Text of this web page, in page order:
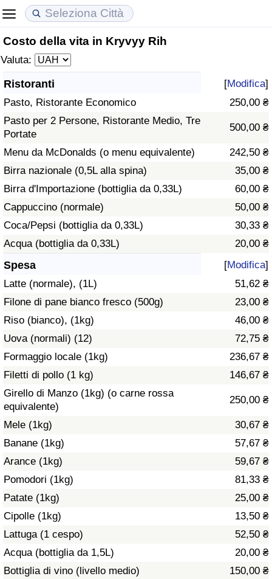
Costo della vita in Kryvyy Rih
Valuta:
Ristoranti [Modifica]
Pasto, Ristorante Economico
250,00 ₴
Pasto per 2 Persone, Ristorante Medio, Tre
Portate
500,00 ₴
Menu da McDonalds (o menu equivalente)
242,50 ₴
Birra nazionale (0,5L alla spina)
35,00 ₴
Birra d'Importazione (bottiglia da 0,33L)
60,00 ₴
Cappuccino (normale)
50,00 ₴
Coca/Pepsi (bottiglia da 0,33L)
30,33 ₴
Acqua (bottiglia da 0,33L)
20,00 ₴
Spesa [Modifica]
Latte (normale), (1L)
51,62 ₴
Filone di pane bianco fresco (500g)
23,00 ₴
Riso (bianco), (1kg)
46,00 ₴
Uova (normali) (12)
72,75 ₴
Formaggio locale (1kg)
236,67 ₴
Filetti di pollo (1 kg)
146,67 ₴
Girello di Manzo (1kg) (o carne rossa
equivalente)
250,00 ₴
Mele (1kg)
30,67 ₴
Banane (1kg)
57,67 ₴
Arance (1kg)
59,67 ₴
Pomodori (1kg)
81,33 ₴
Patate (1kg)
25,00 ₴
Cipolle (1kg)
13,50 ₴
Lattuga (1 cespo)
52,50 ₴
Acqua (bottiglia da 1,5L)
20,00 ₴
Bottiglia di vino (livello medio)
150,00 ₴
Costo della vita
Indice Del Costo Della Vita (corrente)
Indice Del Costo Della Vita
Indice del Costo della Vita per Nazione
ad Aqaba
Prezzi degli immobili
Indice del Prezzo delle Case (Corrente)
Indice del Prezzo delle Case
Indice del Prezzo delle Case per Nazione
Qualità della Vita
Indice della Qualità della Vita
Indice della Qualità della Vita (Corrente)
Indice della qualità della vita per Paese
Criminalità
Indice del Tasso di Criminalità (Corrente)
Indice della Criminalità
Indice di criminalità per paese
Indice dell’Assistenza Sanitaria (Corrente)
Indice dell’Assistenza Sanitaria
Indice dell’Assistenza Sanitaria per
Nazione
Inquinamento
Indice dell’Inquinamento (Corrente)
Indice di inquinamento
Indice dell’Inquinamento per Nazione
Traffico